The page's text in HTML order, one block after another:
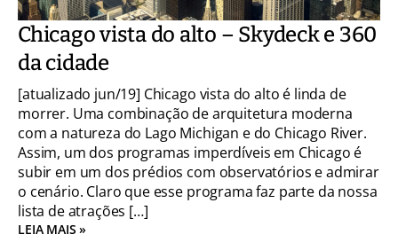
Chicago vista do alto – Skydeck e 360
da cidade
[atualizado jun/19] Chicago vista do alto é linda de
morrer. Uma combinação de arquitetura moderna
com a natureza do Lago Michigan e do Chicago River.
Assim, um dos programas imperdíveis em Chicago é
subir em um dos prédios com observatórios e admirar
o cenário. Claro que esse programa faz parte da nossa
lista de atrações […]
LEIA MAIS »